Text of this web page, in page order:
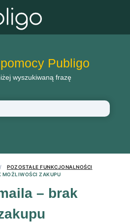
Publigo
wyszukiwaną frazę
POZOSTAŁE FUNKCJONALNOŚCI
MOŻLIWOŚCI ZAKUPU
– brak